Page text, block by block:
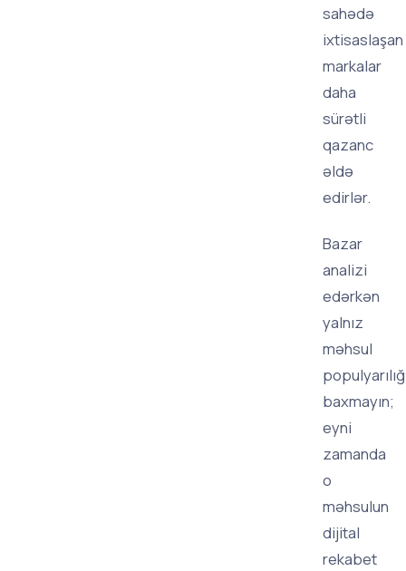
sahədə
ixtisaslaşan
markalar
daha
sürətli
qazanc
əldə
edirlər.
Bazar
analizi
edərkən
yalnız
məhsul
baxmayın;
eyni
zamanda
o
məhsulun
dijital
rekabet